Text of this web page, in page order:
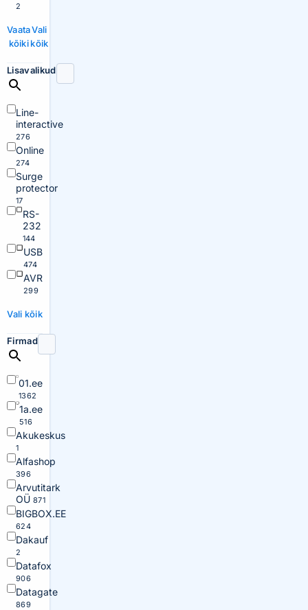
2
Vaata
kõiki
Vali
kõik
Lisavalikud
Line-
interactive
276
Online
274
Surge
protector
17
RS-
232
144
USB
474
AVR
299
Vali kõik
Firmad
01.ee
1362
1a.ee
516
Akukeskus
1
Alfashop
396
Arvutitark
OÜ 871
BIGBOX.EE
624
Dakauf
2
Datafox
906
Datagate
869